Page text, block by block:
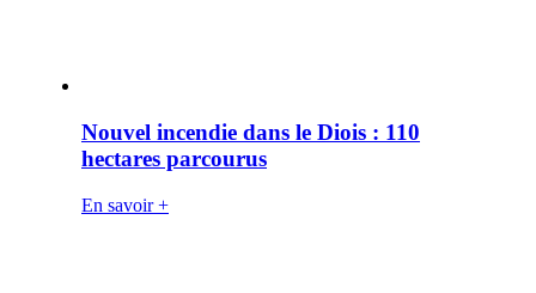
Nouvel incendie dans le Diois : 110
hectares parcourus
En savoir +